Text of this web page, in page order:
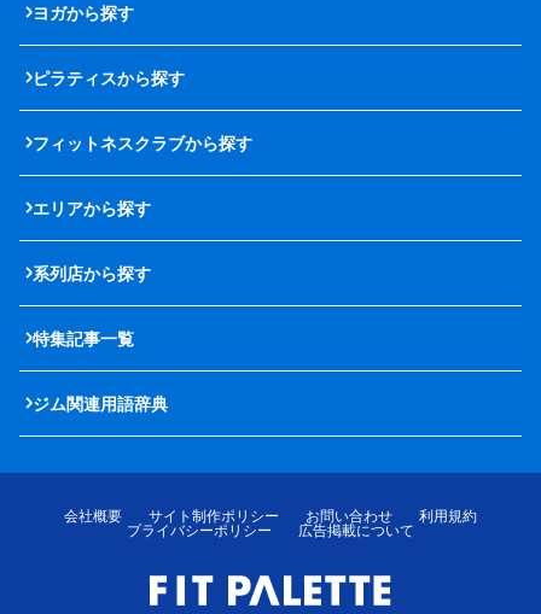
ヨガから探す
ピラティスから探す
フィットネスクラブから探す
エリアから探す
系列店から探す
特集記事一覧
ジム関連用語辞典
会社概要 サイト制作ポリシー お問い合わせ
利用規約
プライバシーポリシー
広告掲載について